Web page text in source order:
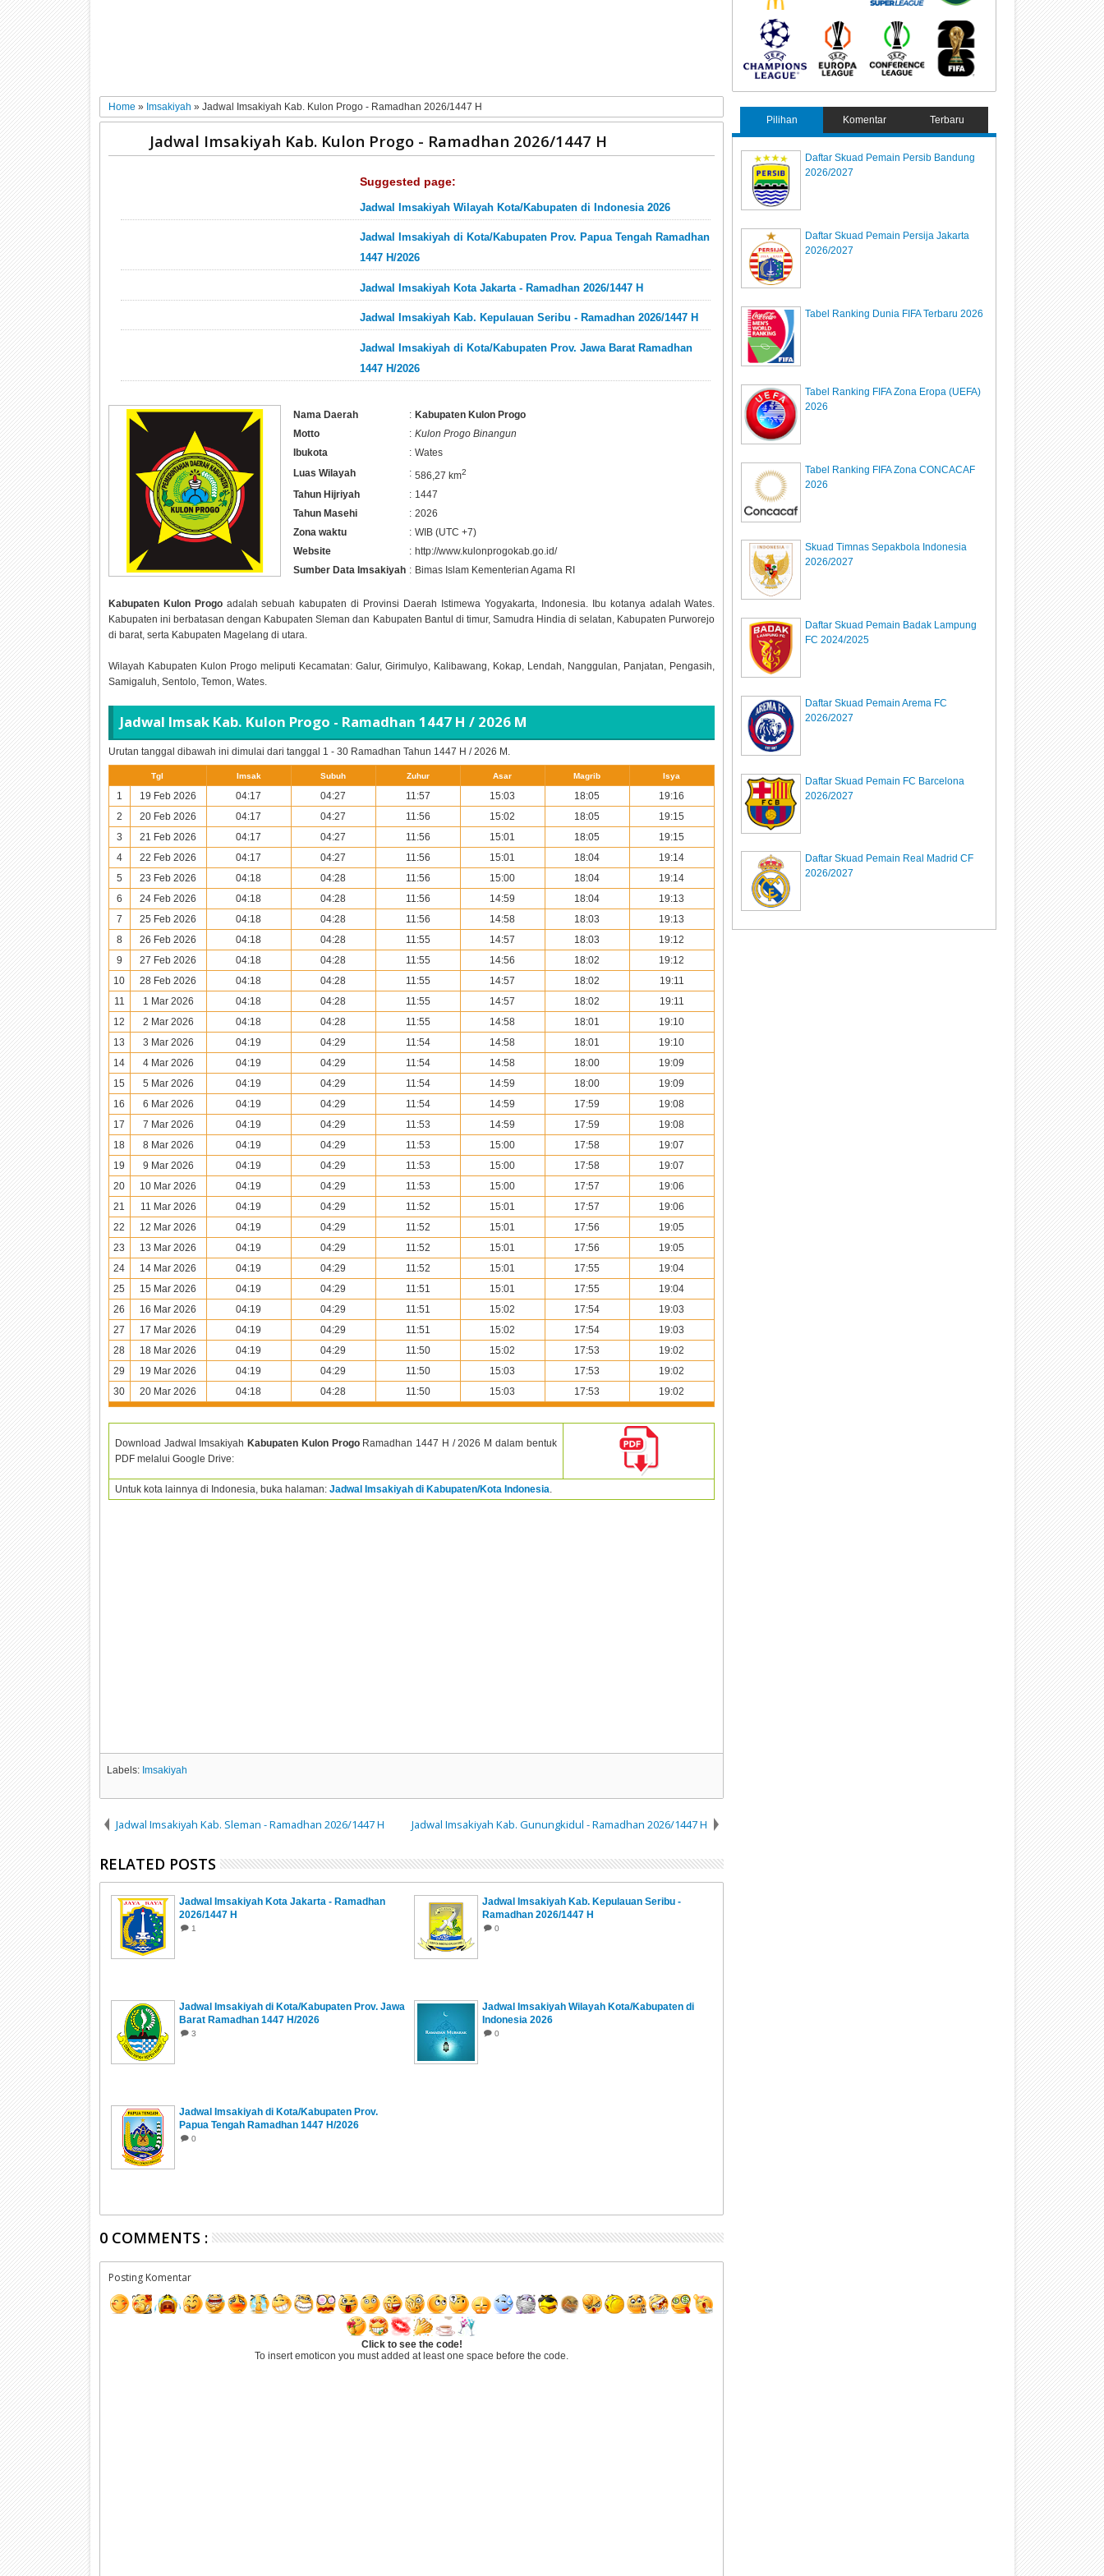
Home » Imsakiyah » Jadwal Imsakiyah Kab. Kulon Progo - Ramadhan 2026/1447 H
Jadwal Imsakiyah Kab. Kulon Progo - Ramadhan 2026/1447 H
Suggested page:
Jadwal Imsakiyah Wilayah Kota/Kabupaten di Indonesia 2026
Jadwal Imsakiyah di Kota/Kabupaten Prov. Papua Tengah Ramadhan
1447 H/2026
Jadwal Imsakiyah Kota Jakarta - Ramadhan 2026/1447 H
Jadwal Imsakiyah Kab. Kepulauan Seribu - Ramadhan 2026/1447 H
Jadwal Imsakiyah di Kota/Kabupaten Prov. Jawa Barat Ramadhan
1447 H/2026
Nama Daerah : Kabupaten Kulon Progo
Motto
: Kulon Progo Binangun
Ibukota
: Wates
Luas Wilayah
: 586,27 km2
Tahun Hijriyah : 1447
Tahun Masehi
: 2026
Zona waktu
: WIB (UTC +7)
Website
: http://www.kulonprogokab.go.id/
Sumber Data Imsakiyah : Bimas Islam Kementerian Agama RI
Kabupaten Kulon Progoadalah sebuah kabupaten di Provinsi Daerah Istimewa Yogyakarta, Indonesia. Ibu kotanya adalah Wates.
Kabupaten ini berbatasan dengan Kabupaten Sleman dan Kabupaten Bantul di timur, Samudra Hindia di selatan, Kabupaten Purworejo
di barat, serta Kabupaten Magelang di utara.
Wilayah Kabupaten Kulon Progo meliputi Kecamatan: Galur, Girimulyo, Kalibawang, Kokap, Lendah, Nanggulan, Panjatan, Pengasih,
Samigaluh, Sentolo, Temon, Wates.
Jadwal Imsak Kab. Kulon Progo - Ramadhan1447 H / 2026 M
Urutan tanggal dibawah ini dimulai dari tanggal 1 - 30 Ramadhan Tahun 1447 H / 2026 M.
Tgl Imsak Subuh Zuhur Asar Magrib Isya
1 19 Feb 2026 04:17 04:27 11:57 15:03 18:05
19:16
2
20 Feb 2026 04:17 04:27 11:56 15:02 18:05
19:15
3
21 Feb 2026 04:17 04:27 11:56 15:01 18:05
19:15
4
22 Feb 2026 04:17 04:27 11:56 15:01 18:04
19:14
5
23 Feb 2026 04:18 04:28 11:56 15:00 18:04
19:14
6
24 Feb 2026 04:18 04:28 11:56 14:59 18:04
19:13
7
25 Feb 2026 04:18 04:28 11:56 14:58 18:03
19:13
8
26 Feb 2026 04:18 04:28 11:55 14:57 18:03
19:12
9
27 Feb 2026 04:18 04:28 11:55 14:56 18:02
19:12
10
28 Feb 2026 04:18 04:28 11:55 14:57 18:02
19:11
11
1 Mar 2026 04:18 04:28 11:55 14:57 18:02
19:11
12
2 Mar 2026 04:18 04:28 11:55 14:58 18:01
19:10
13
3 Mar 2026 04:19 04:29 11:54 14:58 18:01
19:10
14
4 Mar 2026 04:19 04:29 11:54 14:58 18:00
19:09
15
5 Mar 2026 04:19 04:29 11:54 14:59 18:00
19:09
16
6 Mar 2026 04:19 04:29 11:54 14:59 17:59
19:08
17
7 Mar 2026 04:19 04:29 11:53 14:59 17:59
19:08
18
8 Mar 2026 04:19 04:29 11:53 15:00 17:58
19:07
19
9 Mar 2026 04:19 04:29 11:53 15:00 17:58
19:07
20
10 Mar 2026 04:19 04:29 11:53 15:00 17:57
19:06
21
11 Mar 2026 04:19 04:29 11:52 15:01 17:57
19:06
22
12 Mar 2026 04:19 04:29 11:52 15:01 17:56
19:05
23
13 Mar 2026 04:19 04:29 11:52 15:01 17:56
19:05
24
14 Mar 2026 04:19 04:29 11:52 15:01 17:55
19:04
25
15 Mar 2026 04:19 04:29 11:51 15:01 17:55
19:04
26
16 Mar 2026 04:19 04:29 11:51 15:02 17:54
19:03
27
17 Mar 2026 04:19 04:29 11:51 15:02 17:54
19:03
28
18 Mar 2026 04:19 04:29 11:50 15:02 17:53
19:02
29
19 Mar 2026 04:19 04:29 11:50 15:03 17:53
19:02
30
20 Mar 2026 04:18 04:28 11:50 15:03 17:53 19:02
Download Jadwal ImsakiyahKabupaten Kulon ProgoRamadhan 1447 H / 2026 M dalam bentuk
PDF melalui Google Drive:
Untuk kota lainnya di Indonesia, buka halaman: Jadwal Imsakiyah di Kabupaten/Kota Indonesia
Labels: Imsakiyah
Jadwal Imsakiyah Kab. Sleman - Ramadhan 2026/1447 H Jadwal Imsakiyah Kab. Gunungkidul - Ramadhan 2026/1447 H
RELATED POSTS
Jadwal Imsakiyah Kota Jakarta - Ramadhan
2026/1447 H
1
Jadwal Imsakiyah Kab. Kepulauan Seribu -
Ramadhan 2026/1447 H
0
Jadwal Imsakiyah di Kota/Kabupaten Prov. Jawa
Barat Ramadhan 1447 H/2026
3
Jadwal Imsakiyah Wilayah Kota/Kabupaten di
Indonesia 2026
0
Jadwal Imsakiyah di Kota/Kabupaten Prov.
Papua Tengah Ramadhan 1447 H/2026
0
0 COMMENTS :
Posting Komentar
Click to see the code!
To insert emoticon you must added at least one space before the code.
Pilihan Komentar Terbaru
Daftar Skuad Pemain Persib Bandung
2026/2027
Daftar Skuad Pemain Persija Jakarta
2026/2027
Tabel Ranking Dunia FIFA Terbaru 2026
Tabel Ranking FIFA Zona Eropa (UEFA)
2026
Tabel Ranking FIFA Zona CONCACAF
2026
Skuad Timnas Sepakbola Indonesia
2026/2027
Daftar Skuad Pemain Badak Lampung
FC 2024/2025
Daftar Skuad Pemain Arema FC
2026/2027
Daftar Skuad Pemain FC Barcelona
2026/2027
Daftar Skuad Pemain Real Madrid CF
2026/2027